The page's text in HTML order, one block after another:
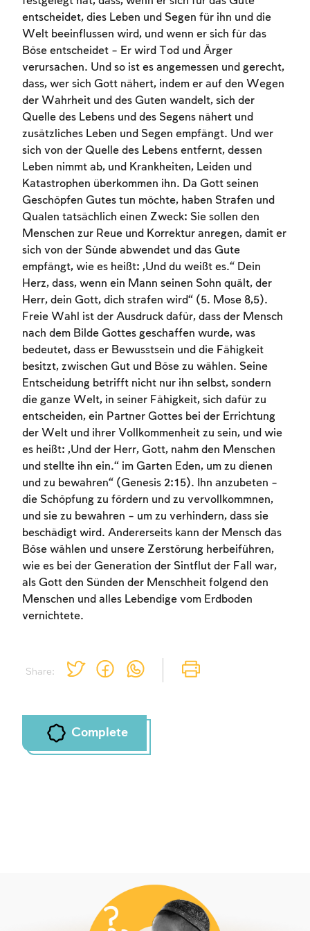
Share:
entscheidet, dies Leben und Segen für ihn und die
Welt beeinflussen wird, und wenn er sich für das
Böse entscheidet – Er wird Tod und Ärger
verursachen. Und so ist es angemessen und gerecht,
dass, wer sich Gott nähert, indem er auf den Wegen
der Wahrheit und des Guten wandelt, sich der
Quelle des Lebens und des Segens nähert und
zusätzliches Leben und Segen empfängt. Und wer
sich von der Quelle des Lebens entfernt, dessen
Leben nimmt ab, und Krankheiten, Leiden und
Katastrophen überkommen ihn. Da Gott seinen
Geschöpfen Gutes tun möchte, haben Strafen und
Qualen tatsächlich einen Zweck: Sie sollen den
Menschen zur Reue und Korrektur anregen, damit er
sich von der Sünde abwendet und das Gute
empfängt, wie es heißt: „Und du weißt es.“ Dein
Herz, dass, wenn ein Mann seinen Sohn quält, der
Herr, dein Gott, dich strafen wird“ (5. Mose 8,5).
Freie Wahl ist der Ausdruck dafür, dass der Mensch
nach dem Bilde Gottes geschaffen wurde, was
bedeutet, dass er Bewusstsein und die Fähigkeit
besitzt, zwischen Gut und Böse zu wählen. Seine
Entscheidung betrifft nicht nur ihn selbst, sondern
die ganze Welt, in seiner Fähigkeit, sich dafür zu
entscheiden, ein Partner Gottes bei der Errichtung
der Welt und ihrer Vollkommenheit zu sein, und wie
es heißt: „Und der Herr, Gott, nahm den Menschen
und stellte ihn ein.“ im Garten Eden, um zu dienen
und zu bewahren“ (Genesis 2:15). Ihn anzubeten –
die Schöpfung zu fördern und zu vervollkommnen,
und sie zu bewahren – um zu verhindern, dass sie
beschädigt wird. Andererseits kann der Mensch das
Böse wählen und unsere Zerstörung herbeiführen,
wie es bei der Generation der Sintflut der Fall war,
als Gott den Sünden der Menschheit folgend den
Menschen und alles Lebendige vom Erdboden
vernichtete.
Complete